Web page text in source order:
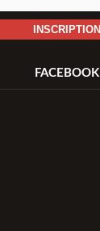
INSCRIPTION
FACEBOOK